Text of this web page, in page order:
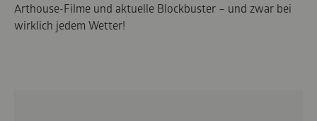
Arthouse-Filme und aktuelle Blockbuster – und zwar bei
wirklich jedem Wetter!